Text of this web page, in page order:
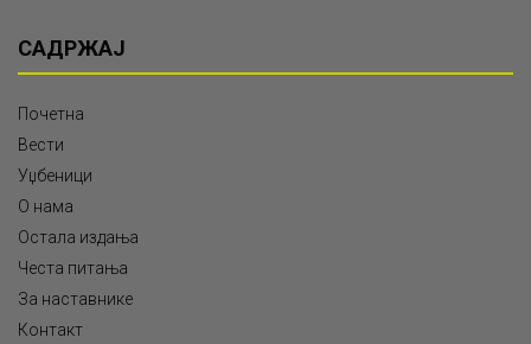
САДРЖАЈ
Почетна
Вести
Уџбеници
О нама
Остала издања
Честа питања
За наставнике
Контакт